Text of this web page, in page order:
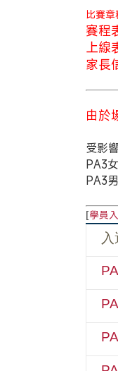
比賽章
賽程
上線
家長
由於
受影
PA3
PA3
[學員